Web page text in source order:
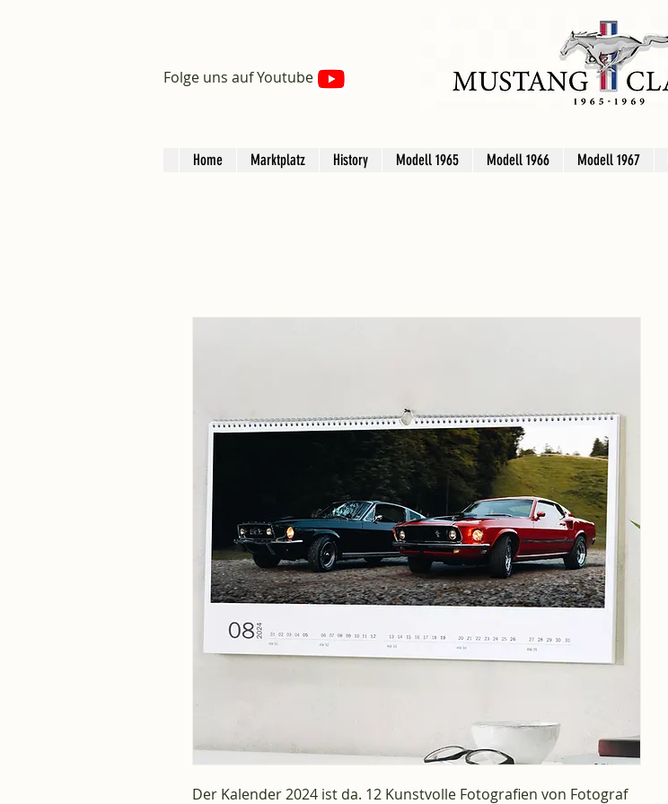
Folge uns auf Youtube
Home Marktplatz History Modell 1965 Modell 1966 Modell 1967
Der Kalender 2024 ist da. 12 Kunstvolle Fotografien von Fotograf